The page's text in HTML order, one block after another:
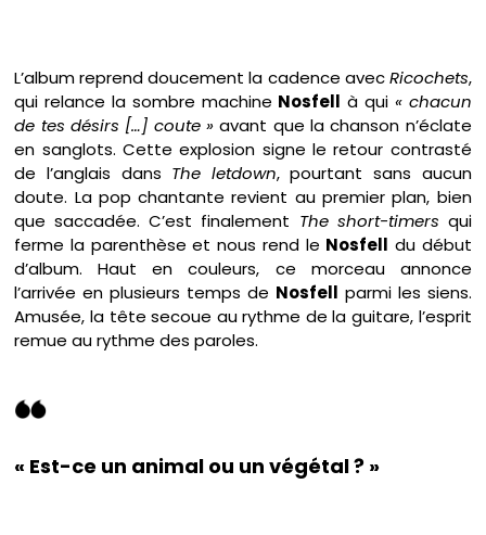
L’album reprend doucement la cadence avecRicochets,
qui relance la sombre machine Nosfell à qui « chacun
de tes désirs […] coute » avant que la chanson n’éclate
en sanglots. Cette explosion signe le retour contrasté
de l’anglais dans The letdown, pourtant sans aucun
doute. La pop chantante revient au premier plan, bien
que saccadée. C’est finalement The short-timers qui
ferme la parenthèse et nous rend le Nosfell du début
d’album. Haut en couleurs, ce morceau annonce
l’arrivée en plusieurs temps de Nosfell parmi les siens.
Amusée, la tête secoue au rythme de la guitare, l’esprit
remue au rythme des paroles.
« Est-ce un animal ou un végétal ? »